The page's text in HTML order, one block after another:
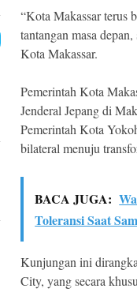
“Kota Makassar terus
tantangan masa
Kota Makassar.
Pemerintah Kota
Jenderal Jepang di
Pemerintah Kota
bilateral menuju
BACA JUGA:
Toleransi Saat
Kunjungan ini
City, yang secara